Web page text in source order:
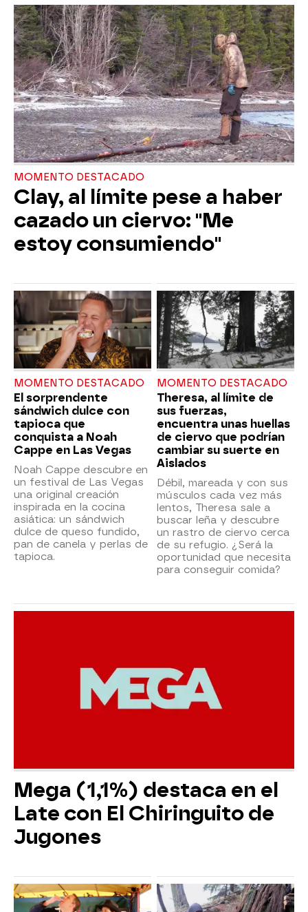
MOMENTO DESTACADO
Clay, al límite pese a haber
cazado un ciervo: "Me
estoy consumiendo"
MOMENTO DESTACADO
El sorprendente
sándwich dulce con
tapioca que
conquista a Noah
Cappe en Las Vegas
Noah Cappe descubre en
un festival de Las Vegas
una original creación
inspirada en la cocina
asiática: un sándwich
dulce de queso fundido,
pan de canela y perlas de
tapioca.
MOMENTO DESTACADO
Theresa, al límite de
sus fuerzas,
encuentra unas huellas
de ciervo que podrían
cambiar su suerte en
Aislados
Débil, mareada y con sus
músculos cada vez más
lentos, Theresa sale a
buscar leña y descubre
un rastro de ciervo cerca
de su refugio. ¿Será la
oportunidad que necesita
para conseguir comida?
Mega (1,1%) destaca en el
Late con El Chiringuito de
Jugones